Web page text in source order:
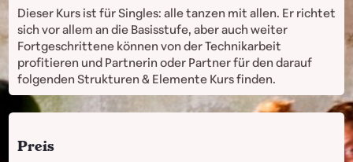
Dieser Kurs ist für Singles: alle tanzen mit allen. Er richtet
sich vor allem an die Basisstufe, aber auch weiter
Fortgeschrittene können von der Technikarbeit
profitieren und Partnerin oder Partner für den darauf
folgenden Strukturen & Elemente Kurs finden.
Preis